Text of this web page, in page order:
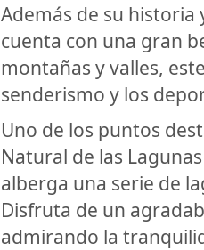
Además de su
cuenta con una gran
montañas y valles,
senderismo y los
Uno de los puntos
Natural de las
alberga una serie de
Disfruta de un
admirando la